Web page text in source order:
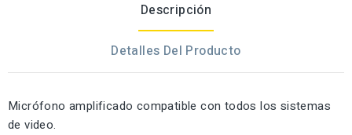
Descripción
Detalles Del Producto
Micrófono amplificado compatible con todos los sistemas
de video.